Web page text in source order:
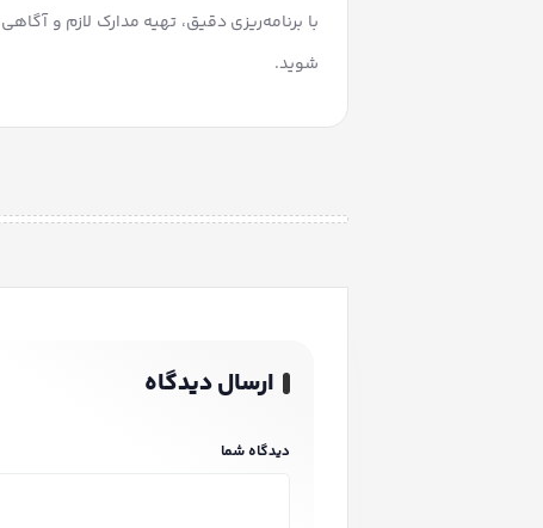
با برنامه‌ریزی دقیق، تهیه مدارک لازم و
شوید.
ارسال دیدگاه
دیدگاه شما